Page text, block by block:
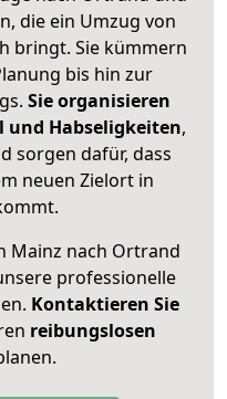
die ein Umzug von
bringt. Sie kümmern
bis hin zur
Sie organisieren
und Habseligkeiten,
sorgen dafür, dass
neuen Zielort in
Mainz nach Ortrand
professionelle
Kontaktieren Sie
reibungslosen